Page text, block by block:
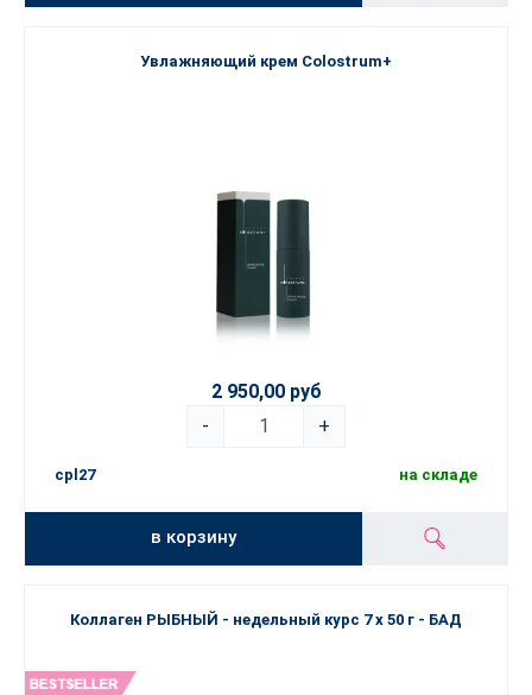
Увлажняющий крем Colostrum+
2 950,00 руб
-
+
cpl27 на складе
в корзину
Коллаген РЫБНЫЙ - недельный курс 7 х 50 г - БАД